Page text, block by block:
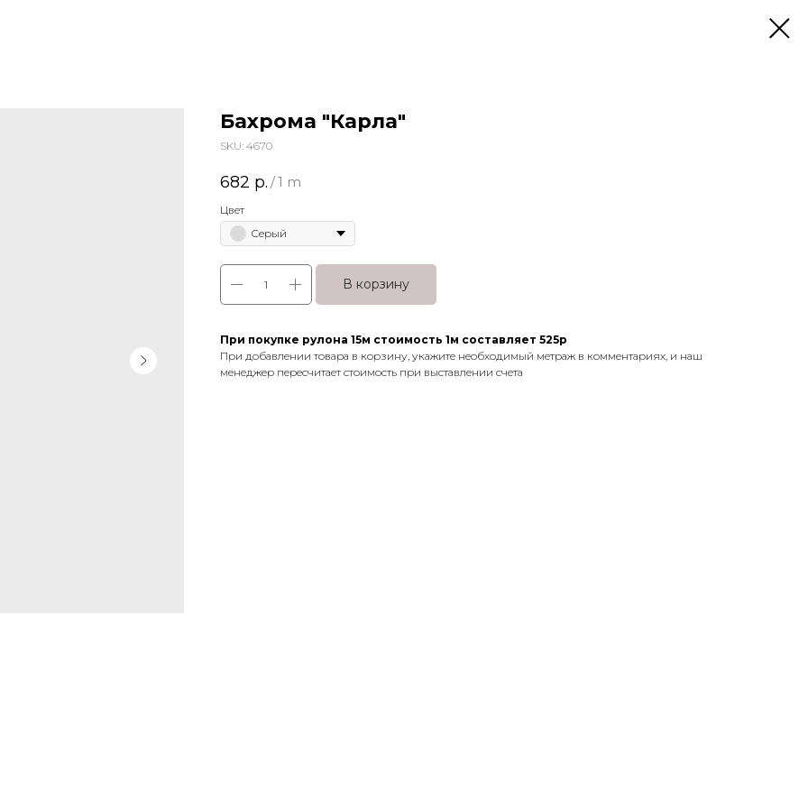
Бахрома "Карла"
SKU: 4670
682 р. /1 m
Цвет
Серый
В корзину
При покупке рулона 15м стоимость 1м составляет 525р
При добавлении товара в корзину, укажите необходимый метраж в комментариях, и наш
менеджер пересчитает стоимость при выставлении счета